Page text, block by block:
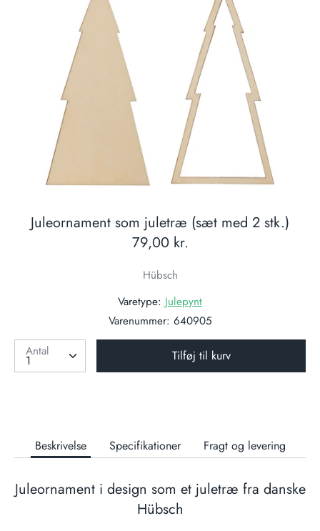
Juleornament som juletræ (sæt med 2 stk.)
79,00 kr.
Hübsch
Varetype: Julepynt
Varenummer: 640905
Antal
Tilføj til kurv
Beskrivelse Specifikationer Fragt og levering
Juleornament i design som et juletræ fra danske
Hübsch